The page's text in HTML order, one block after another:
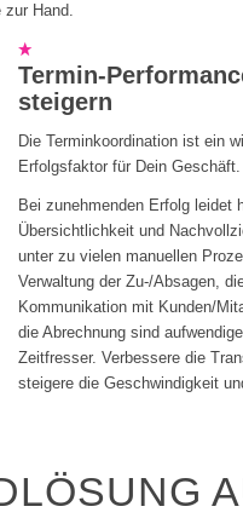
Hand.
Termin-
steigern
Die Terminkoordination ist ein
Erfolgsfaktor für Dein Geschäft.
Bei zunehmenden Erfolg leidet
Übersichtlichkeit und
unter zu vielen manuellen
Verwaltung der Zu-/Absagen,
Kommunikation mit Kunden/
die Abrechnung sind aufwendige
Zeitfresser. Verbessere die
steigere die Geschwindigkeit